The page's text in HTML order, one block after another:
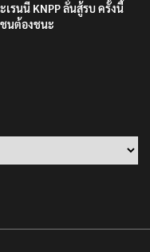
รนนี KNPP ลั่นสู้รบ ครั้งนี้
นต้องชนะ